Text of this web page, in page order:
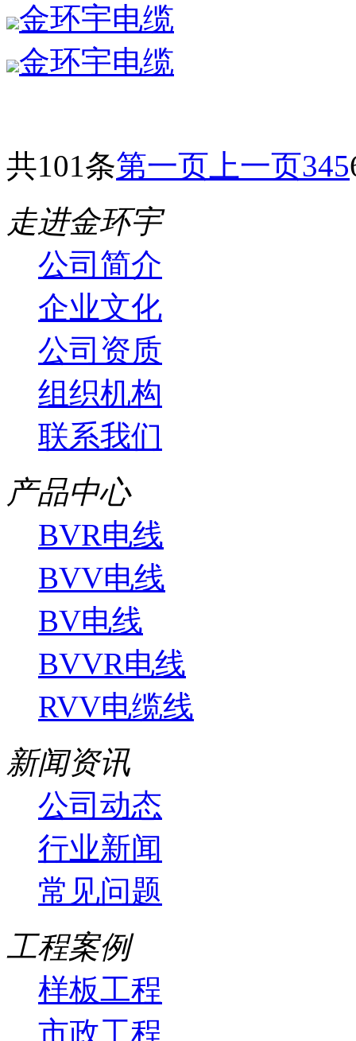
金环宇电缆
金环宇电缆
共101条第一页 上一页345
走进金环宇
公司简介
企业文化
公司资质
组织机构
联系我们
产品中心
BVR电线
BVV电线
BV电线
BVVR电线
RVV电缆线
新闻资讯
公司动态
行业新闻
常见问题
工程案例
样板工程
市政工程